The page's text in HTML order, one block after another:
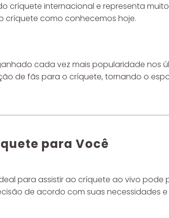
críquete internacional e representa
críquete como conhecemos hoje.
cada vez mais popularidade nos
de fãs para o críquete, tornando o
para Você
para assistir ao críquete ao vivo pode
de acordo com suas necessidades e